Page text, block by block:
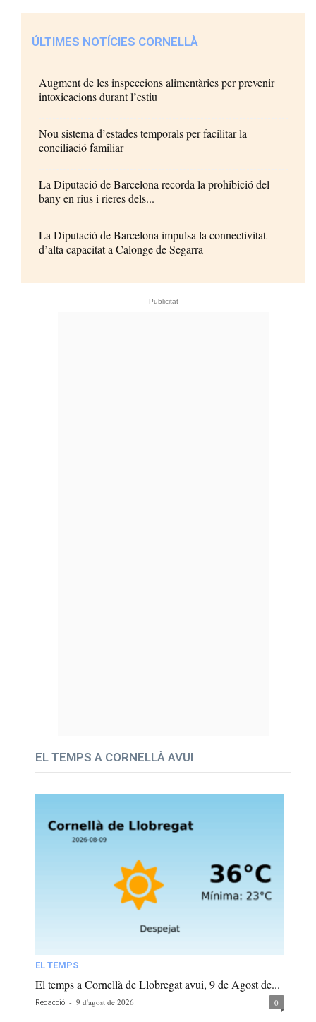
ÚLTIMES NOTÍCIES CORNELLÀ
Augment de les inspeccions alimentàries per prevenir
intoxicacions durant l’estiu
Nou sistema d’estades temporals per facilitar la
conciliació familiar
La Diputació de Barcelona recorda la prohibició del
bany en rius i rieres dels...
La Diputació de Barcelona impulsa la connectivitat
d’alta capacitat a Calonge de Segarra
- Publicitat -
EL TEMPS A CORNELLÀ AVUI
EL TEMPS
El temps a Cornellà de Llobregat avui, 9 de Agost de...
Redacció - 9 d'agost de 2026 0